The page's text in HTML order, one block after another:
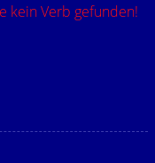
kein Verb gefunden!